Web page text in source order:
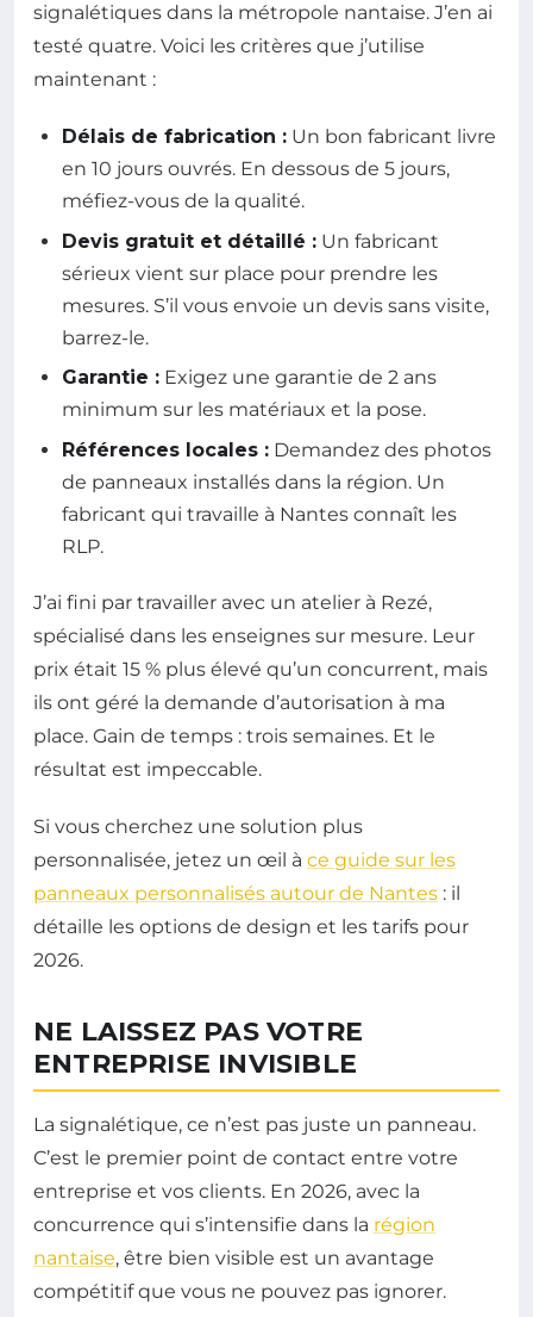
signalétiques dans la métropole nantaise. J’en ai
testé quatre. Voici les critères que j’utilise
maintenant :
Délais de fabrication : Un bon fabricant livre
en 10 jours ouvrés. En dessous de 5 jours,
méfiez-vous de la qualité.
Devis gratuit et détaillé : Un fabricant
sérieux vient sur place pour prendre les
mesures. S’il vous envoie un devis sans visite,
barrez-le.
Garantie : Exigez une garantie de 2 ans
minimum sur les matériaux et la pose.
Références locales : Demandez des photos
de panneaux installés dans la région. Un
fabricant qui travaille à Nantes connaît les
RLP.
J’ai fini par travailler avec un atelier à Rezé,
spécialisé dans les enseignes sur mesure. Leur
prix était 15 % plus élevé qu’un concurrent, mais
ils ont géré la demande d’autorisation à ma
place. Gain de temps : trois semaines. Et le
résultat est impeccable.
Si vous cherchez une solution plus
personnalisée, jetez un œil à ce guide sur les
panneaux personnalisés autour de Nantes : il
détaille les options de design et les tarifs pour
2026.
NE LAISSEZ PAS VOTRE
ENTREPRISE INVISIBLE
La signalétique, ce n’est pas juste un panneau.
C’est le premier point de contact entre votre
entreprise et vos clients. En 2026, avec la
concurrence qui s’intensifie dans la région
nantaise, être bien visible est un avantage
compétitif que vous ne pouvez pas ignorer.